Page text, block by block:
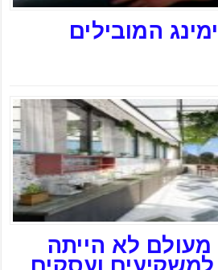
המובילים
לא הייתה